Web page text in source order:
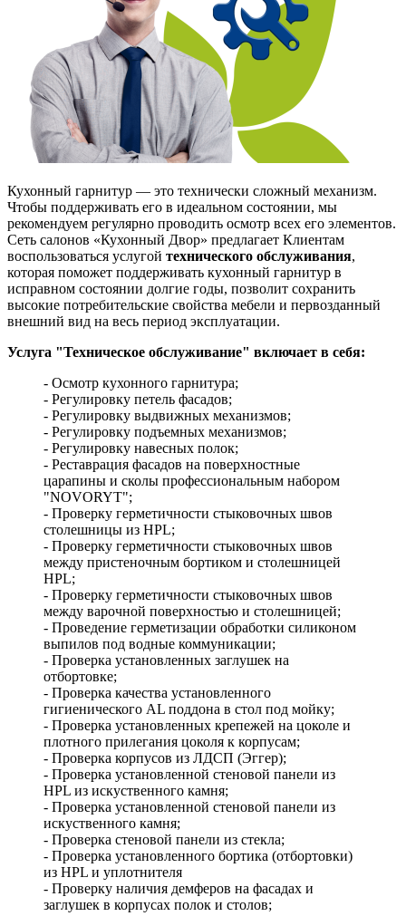
Кухонный гарнитур — это технически сложный механизм.
Чтобы поддерживать его в идеальном состоянии, мы
рекомендуем регулярно проводить осмотр всех его элементов.
Сеть салонов «Кухонный Двор» предлагает Клиентам
воспользоваться услугой технического обслуживания,
которая поможет поддерживать кухонный гарнитур в
исправном состоянии долгие годы, позволит сохранить
высокие потребительские свойства мебели и первозданный
внешний вид на весь период эксплуатации.
Услуга "Техническое обслуживание" включает в себя:
- Осмотр кухонного гарнитура;
- Регулировку петель фасадов;
- Регулировку выдвижных механизмов;
- Регулировку подъемных механизмов;
- Регулировку навесных полок;
- Реставрация фасадов на поверхностные
царапины и сколы профессиональным набором
"NOVORYT";
- Проверку герметичности стыковочных швов
столешницы из HPL;
- Проверку герметичности стыковочных швов
между пристеночным бортиком и столешницей
HPL;
- Проверку герметичности стыковочных швов
между варочной поверхностью и столешницей;
- Проведение герметизации обработки силиконом
выпилов под водные коммуникации;
- Проверка установленных заглушек на
отбортовке;
- Проверка качества установленного
гигиенического AL поддона в стол под мойку;
- Проверка установленных крепежей на цоколе и
плотного прилегания цоколя к корпусам;
- Проверка корпусов из ЛДСП (Эггер);
- Проверка установленной стеновой панели из
HPL из искуственного камня;
- Проверка установленной стеновой панели из
искуственного камня;
- Проверка стеновой панели из стекла;
- Проверка установленного бортика (отбортовки)
из HPL и уплотнителя
- Проверку наличия демферов на фасадах и
заглушек в корпусах полок и столов;